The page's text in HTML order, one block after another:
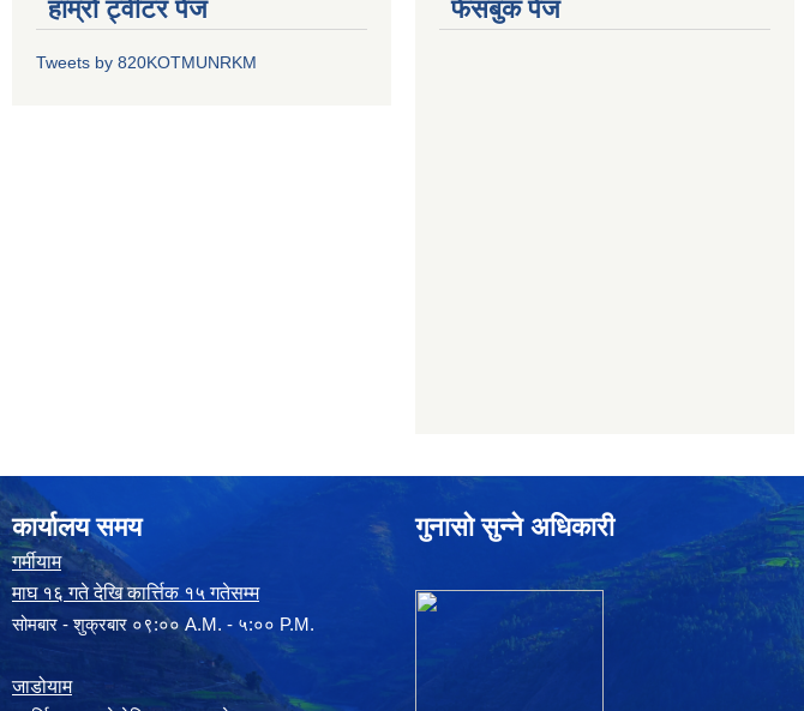
हाम्रो ट्वीटर पेज
Tweets by 820KOTMUNRKM
फेसबुक पेज
कार्यालय समय
गर्मीयाम
माघ १६ गते देखि कार्त्तिक १५ गतेसम्म
सोमबार - शुक्रबार ०९:०० A.M. - ५:०० P.M.
जाडोयाम
गुनासो सुन्ने अधिकारी